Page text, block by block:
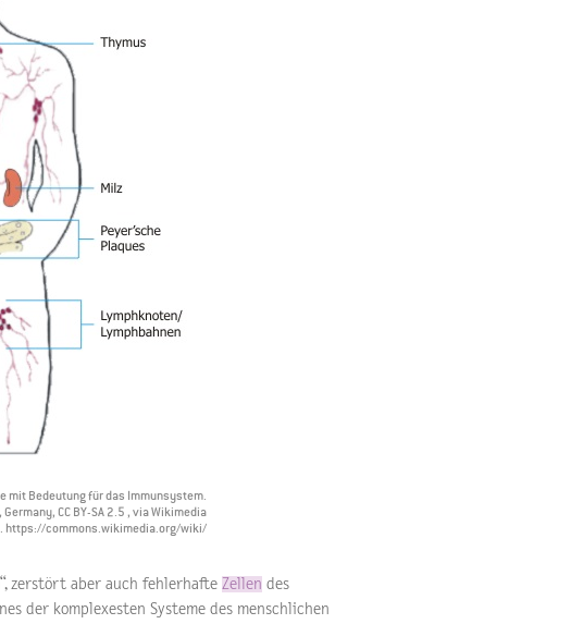
mit Bedeutung für das Immunsystem.
CC BY-SA 2.5 , via Wikimedia
https://commons.wikimedia.org/wiki/
zerstört aber auch fehlerhafte Zellen des
der komplexesten Systeme des menschlichen